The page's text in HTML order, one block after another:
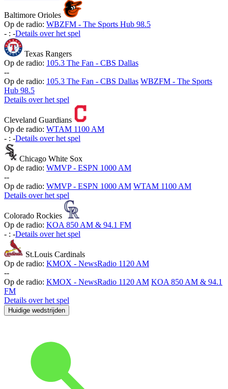
Baltimore Orioles
Op de radio: WBZFM - The Sports Hub 98.5
- : -Details over het spel
Texas Rangers
Op de radio: 105.3 The Fan - CBS Dallas
--
Op de radio: 105.3 The Fan - CBS Dallas WBZFM - The Sports
Hub 98.5
Details over het spel
Cleveland Guardians
Op de radio: WTAM 1100 AM
- : -Details over het spel
Chicago White Sox
Op de radio: WMVP - ESPN 1000 AM
--
Op de radio: WMVP - ESPN 1000 AM WTAM 1100 AM
Details over het spel
Colorado Rockies
Op de radio: KOA 850 AM & 94.1 FM
- : -Details over het spel
St.Louis Cardinals
Op de radio: KMOX - NewsRadio 1120 AM
--
Op de radio: KMOX - NewsRadio 1120 AM KOA 850 AM & 94.1
FM
Details over het spel
Huidige wedstrijden